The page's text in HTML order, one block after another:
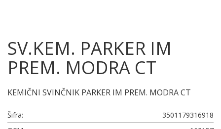
SV.KEM. PARKER IM
PREM. MODRA CT
KEMIČNI SVINČNIK PARKER IM PREM. MODRA CT
Šifra:
3501179316918